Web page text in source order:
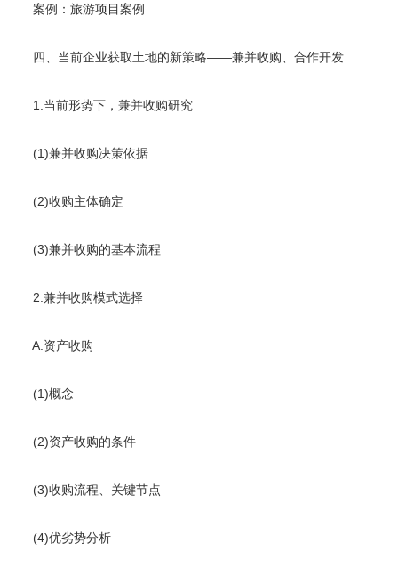
案例：旅游项目案例
四、当前企业获取土地的新策略——兼并收购、合作开发
1.当前形势下，兼并收购研究
(1)兼并收购决策依据
(2)收购主体确定
(3)兼并收购的基本流程
2.兼并收购模式选择
A.资产收购
(1)概念
(2)资产收购的条件
(3)收购流程、关键节点
(4)优劣势分析